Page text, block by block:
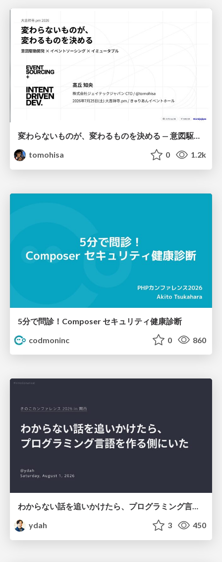
変わらないものが、変わるものを決める — 意図駆動開発 × イベントソーシング × イミュータブル | What Doesn't Change Decides What Can — IDD × Event Sourcing × Immutability
tomohisa
0 1.2k
5分で問診！Composer セキュリティ健康診断
codmoninc
0 860
わからない話を追いかけたら、プログラミング言語を作る側にいた
ydah
3 450